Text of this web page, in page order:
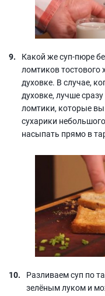
Какой же суп-пюре
ломтиков тостового
духовке. В случае,
духовке, лучше
ломтики, которые вы
сухарики
насыпать прямо в
Разливаем суп по
зелёным луком и